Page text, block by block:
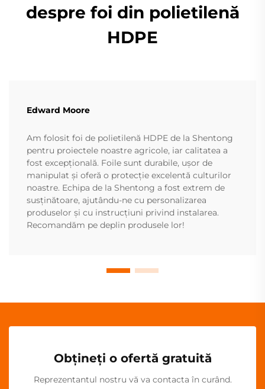
despre foi din polietilenă
HDPE
Edward Moore
Am folosit foi de polietilenă HDPE de la Shentong
pentru proiectele noastre agricole, iar calitatea a
fost excepțională. Foile sunt durabile, ușor de
manipulat și oferă o protecție excelentă culturilor
noastre. Echipa de la Shentong a fost extrem de
susținătoare, ajutându-ne cu personalizarea
produselor și cu instrucțiuni privind instalarea.
Recomandăm pe deplin produsele lor!
Obțineți o ofertă gratuită
Reprezentantul nostru vă va contacta în curând.